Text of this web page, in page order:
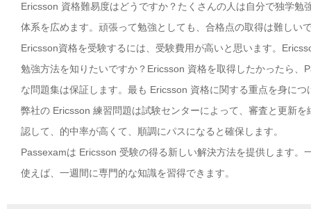
Ericsson 資格難易度はどうですか？たくさんの人は自分で独学
体系を広めます。頑張って勉強としても、合格点の取得は難し
Ericsson資格を受験するには、受験費用が高いと思います。
勉強方法を知りたいですか？Ericsson 資格を取得したかったら
な問題集は保証します。最も Ericsson 資格に関する重点を身につ
弊社の Ericsson 練習問題は試験センターによって、審査と更新
認して、的中率が高くて、順調にパスになると確保します。
Passexamは Ericsson 受験の得る新しい解決方法を提供します
使えば、一週間に専門的な知識を習得できます。